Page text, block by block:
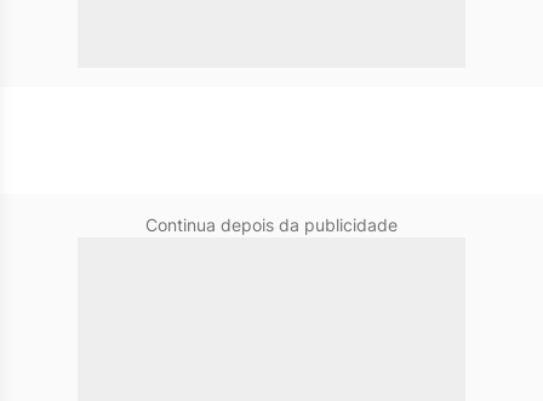
Continua depois da publicidade